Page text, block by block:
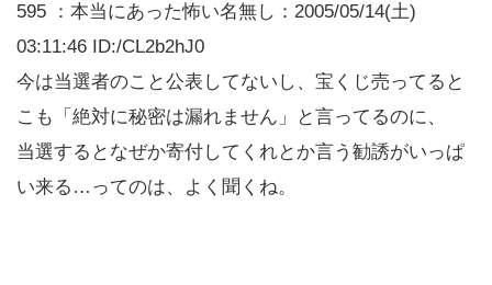
595 ：本当にあった怖い名無し：2005/05/14(土)
03:11:46 ID:/CL2b2hJ0
今は当選者のこと公表してないし、宝くじ売ってると
こも「絶対に秘密は漏れません」と言ってるのに、
当選するとなぜか寄付してくれとか言う勧誘がいっぱ
い来る…ってのは、よく聞くね。